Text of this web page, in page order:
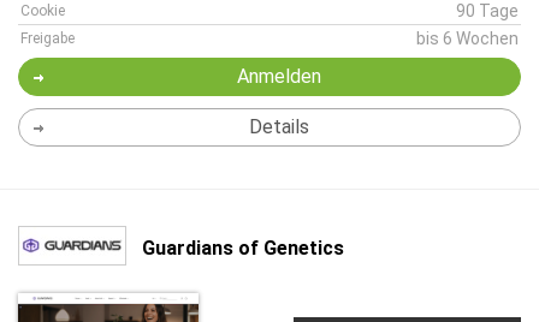
Cookie 90 Tage
Freigabe bis 6 Wochen
Anmelden
Details
Guardians of Genetics